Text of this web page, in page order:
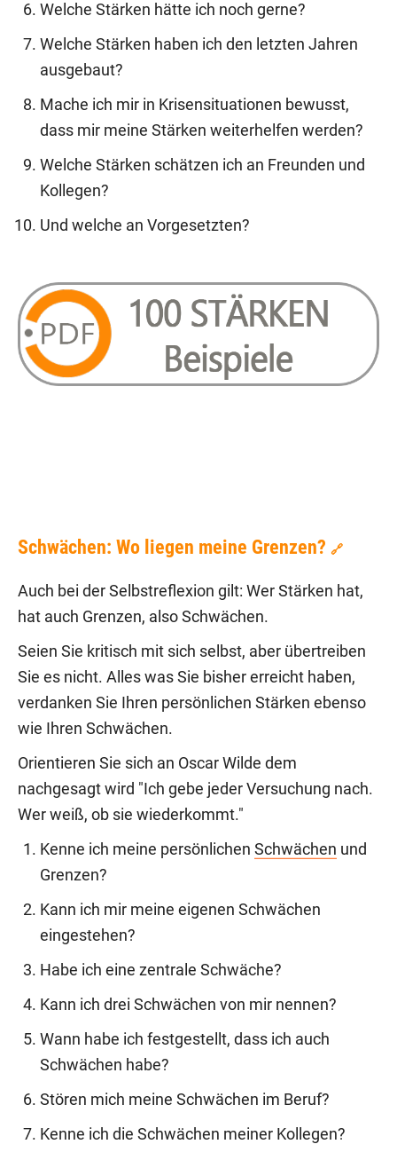
Welche Stärken hätte ich noch gerne?
Welche Stärken haben ich den letzten Jahren
ausgebaut?
Mache ich mir in Krisensituationen bewusst,
dass mir meine Stärken weiterhelfen werden?
Welche Stärken schätzen ich an Freunden und
Kollegen?
Und welche an Vorgesetzten?
Schwächen: Wo liegen meine Grenzen? 🔗
Auch bei der Selbstreflexion gilt: Wer Stärken hat,
hat auch Grenzen, also Schwächen.
Seien Sie kritisch mit sich selbst, aber übertreiben
Sie es nicht. Alles was Sie bisher erreicht haben,
verdanken Sie Ihren persönlichen Stärken ebenso
wie Ihren Schwächen.
Orientieren Sie sich an Oscar Wilde dem
nachgesagt wird "Ich gebe jeder Versuchung nach.
Wer weiß, ob sie wiederkommt."
Kenne ich meine persönlichen Schwächen und
Grenzen?
Kann ich mir meine eigenen Schwächen
eingestehen?
Habe ich eine zentrale Schwäche?
Kann ich drei Schwächen von mir nennen?
Wann habe ich festgestellt, dass ich auch
Schwächen habe?
Stören mich meine Schwächen im Beruf?
Kenne ich die Schwächen meiner Kollegen?